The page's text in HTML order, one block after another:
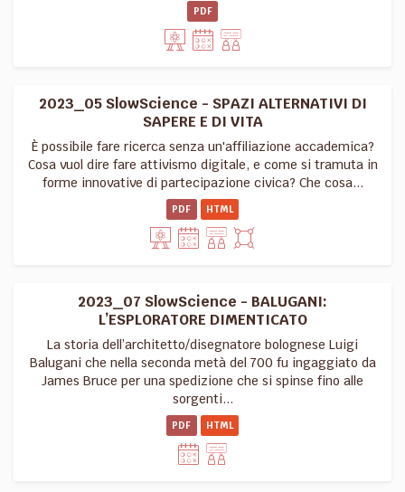
PDF
2023_05 SlowScience - SPAZI ALTERNATIVI DI
SAPERE E DI VITA
È possibile fare ricerca senza un'affiliazione accademica?
Cosa vuol dire fare attivismo digitale, e come si tramuta in
forme innovative di partecipazione civica? Che cosa...
PDF HTML
2023_07 SlowScience - BALUGANI:
L’ESPLORATORE DIMENTICATO
La storia dell’architetto/disegnatore bolognese Luigi
Balugani che nella seconda metà del 700 fu ingaggiato da
James Bruce per una spedizione che si spinse fino alle
sorgenti...
PDF HTML